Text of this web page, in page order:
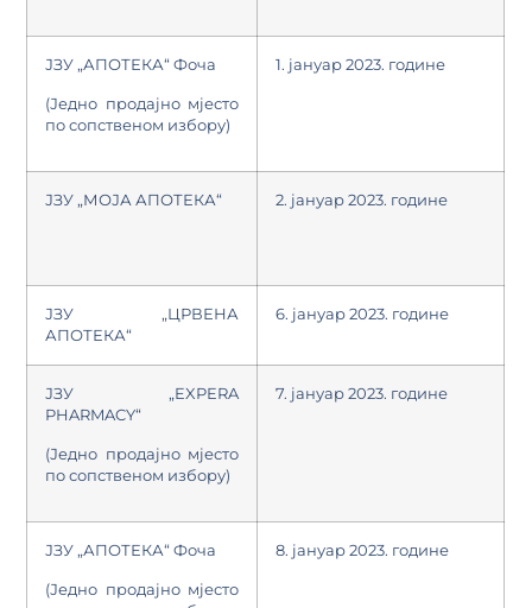
ЈЗУ „АПОТЕКА“ Фоча
(Једно продајно мјесто
по сопственом избору)
1. јануар 2023. године
ЈЗУ „МОЈА АПОТЕКА“ 2. јануар 2023. године
ЈЗУ „ЦРВЕНА
АПОТЕКА“
6. јануар 2023. године
ЈЗУ „EXPERA
PHARMACY“
(Једно продајно мјесто
по сопственом избору)
7. јануар 2023. године
ЈЗУ „АПОТЕКА“ Фоча
(Једно продајно мјесто
8. јануар 2023. године